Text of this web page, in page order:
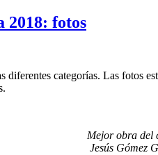
2018: fotos
diferentes categorías. Las fotos
Mejor obra del
Jesús Gómez